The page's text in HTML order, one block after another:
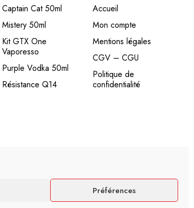
Préférences
Captain Cat 50ml
Mistery 50ml
Kit GTX One
Vaporesso
Purple Vodka 50ml
Résistance Q14
Accueil
Mon compte
Mentions légales
CGV – CGU
Politique de
confidentialité